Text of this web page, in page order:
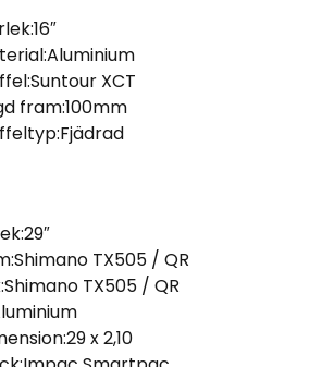
16″
Aluminium
Suntour XCT
fram:100mm
Fjädrad
29″
Shimano TX505 / QR
Shimano TX505 / QR
29 x 2,10